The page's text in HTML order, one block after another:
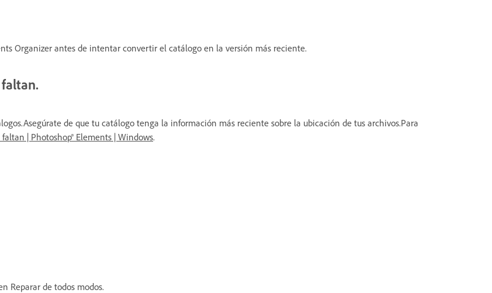
Organizer antes de intentar convertir el catálogo en la versión más reciente.
de que tu catálogo tenga la información más reciente sobre la ubicación de tus archivos.Para
| Photoshop® Elements | Windows.
Reparar de todos modos.